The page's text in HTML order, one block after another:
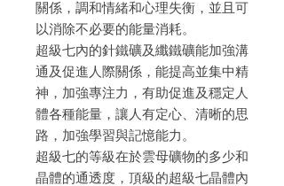
關係，調和情緒和心理失衡，並且可
以消除不必要的能量消耗。
超級七內的針鐵礦及纖鐵礦能加強溝
通及促進人際關係，能提高並集中精
神，加強專注力，有助促進及穩定人
體各種能量，讓人有定心、清晰的思
路，加強學習與記憶能力。
超級七的等級在於雲母礦物的多少和
晶體的通透度，頂級的超級七晶體內